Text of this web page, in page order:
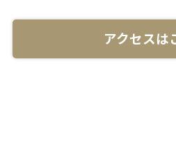
アクセスは